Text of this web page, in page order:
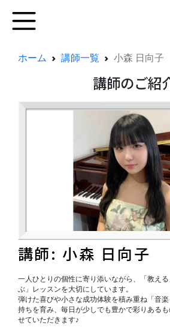
ホーム 講師一覧 小森 日向子
講師のご紹
講師: 小森 日向子
一人ひとりの個性に寄り添いながら、
「教え
ぶ」レッスンを大切にしています。
弾けた喜びや小さな成功体験を積み重ね「音
持ちを育み、 毎日が少しでも豊かで彩りある
せていただきます♪